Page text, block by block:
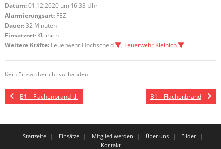
Datum:01.12.2020 um 16:33 Uhr
Alarmierungsart: FEZ
Dauer:32 Minuten
Einsatzort: Kleinich
Weitere Kräfte: Feuerwehr Hochscheid , Feuerwehr Kleinich
Kein Einsatzbericht vorhanden
B1 – Flächenbrand kl. B1 – Flächenbrand
Startseite Einsätze Mitglied werden Über uns
Bilder
Kontakt